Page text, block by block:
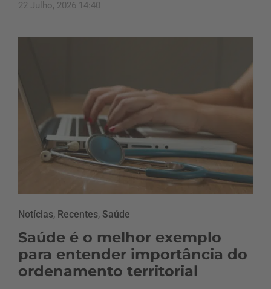
22 Julho, 2026 14:40
Notícias, Recentes, Saúde
Saúde é o melhor exemplo
para entender importância do
ordenamento territorial